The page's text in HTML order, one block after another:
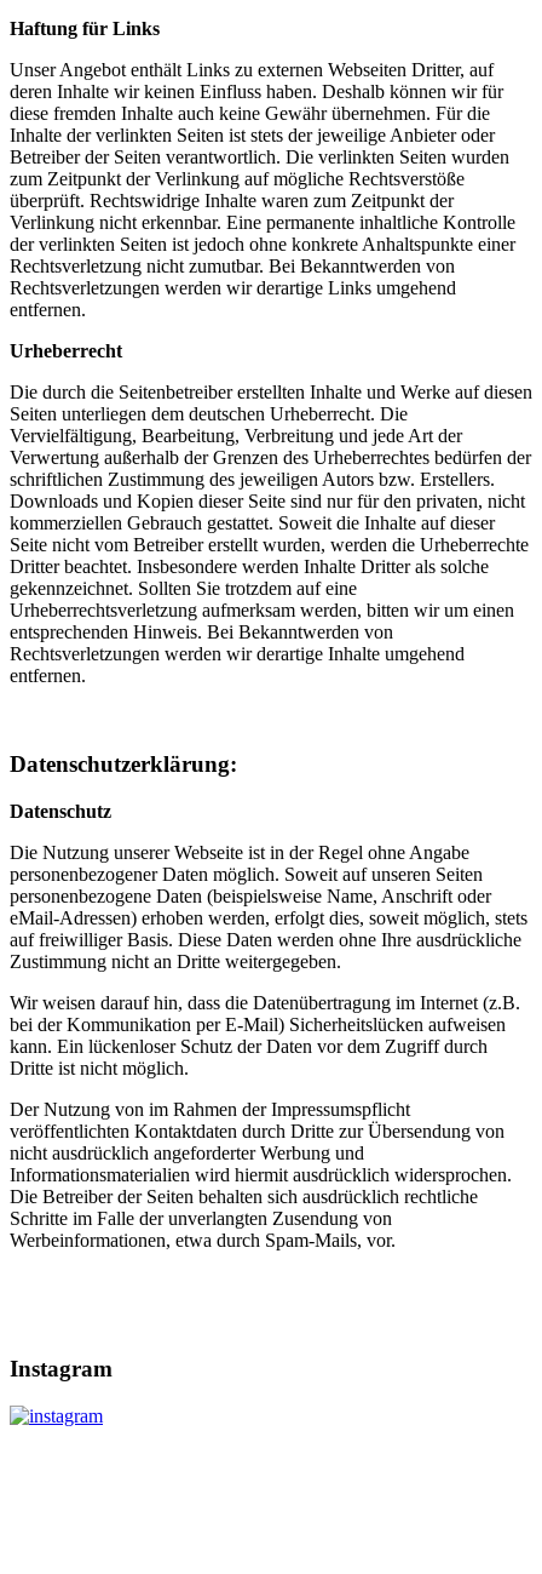
Haftung für Links
Unser Angebot enthält Links zu externen Webseiten Dritter, auf
deren Inhalte wir keinen Einfluss haben. Deshalb können wir für
diese fremden Inhalte auch keine Gewähr übernehmen. Für die
Inhalte der verlinkten Seiten ist stets der jeweilige Anbieter oder
Betreiber der Seiten verantwortlich. Die verlinkten Seiten wurden
zum Zeitpunkt der Verlinkung auf mögliche Rechtsverstöße
überprüft. Rechtswidrige Inhalte waren zum Zeitpunkt der
Verlinkung nicht erkennbar. Eine permanente inhaltliche Kontrolle
der verlinkten Seiten ist jedoch ohne konkrete Anhaltspunkte einer
Rechtsverletzung nicht zumutbar. Bei Bekanntwerden von
Rechtsverletzungen werden wir derartige Links umgehend
entfernen.
Urheberrecht
Die durch die Seitenbetreiber erstellten Inhalte und Werke auf diesen
Seiten unterliegen dem deutschen Urheberrecht. Die
Vervielfältigung, Bearbeitung, Verbreitung und jede Art der
Verwertung außerhalb der Grenzen des Urheberrechtes bedürfen der
schriftlichen Zustimmung des jeweiligen Autors bzw. Erstellers.
Downloads und Kopien dieser Seite sind nur für den privaten, nicht
kommerziellen Gebrauch gestattet. Soweit die Inhalte auf dieser
Seite nicht vom Betreiber erstellt wurden, werden die Urheberrechte
Dritter beachtet. Insbesondere werden Inhalte Dritter als solche
gekennzeichnet. Sollten Sie trotzdem auf eine
Urheberrechtsverletzung aufmerksam werden, bitten wir um einen
entsprechenden Hinweis. Bei Bekanntwerden von
Rechtsverletzungen werden wir derartige Inhalte umgehend
entfernen.
Datenschutzerklärung:
Datenschutz
Die Nutzung unserer Webseite ist in der Regel ohne Angabe
personenbezogener Daten möglich. Soweit auf unseren Seiten
personenbezogene Daten (beispielsweise Name, Anschrift oder
eMail-Adressen) erhoben werden, erfolgt dies, soweit möglich, stets
auf freiwilliger Basis. Diese Daten werden ohne Ihre ausdrückliche
Zustimmung nicht an Dritte weitergegeben.
Wir weisen darauf hin, dass die Datenübertragung im Internet (z.B.
bei der Kommunikation per E-Mail) Sicherheitslücken aufweisen
kann. Ein lückenloser Schutz der Daten vor dem Zugriff durch
Dritte ist nicht möglich.
Der Nutzung von im Rahmen der Impressumspflicht
veröffentlichten Kontaktdaten durch Dritte zur Übersendung von
nicht ausdrücklich angeforderter Werbung und
Informationsmaterialien wird hiermit ausdrücklich widersprochen.
Die Betreiber der Seiten behalten sich ausdrücklich rechtliche
Schritte im Falle der unverlangten Zusendung von
Werbeinformationen, etwa durch Spam-Mails, vor.
Instagram